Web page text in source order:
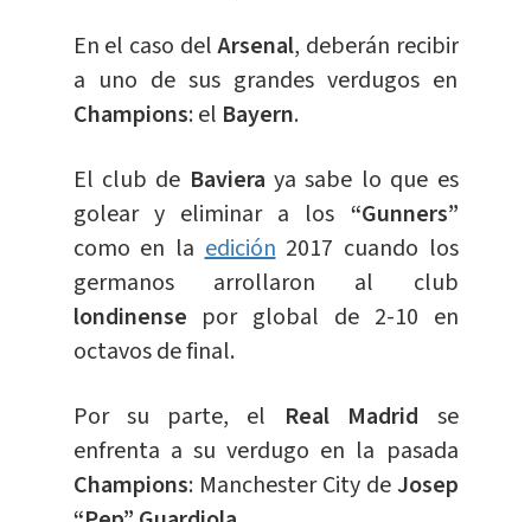
En el caso delArsenal, deberán recibir
a uno de sus grandes verdugos en
Champions: el Bayern.
El club de Baviera ya sabe lo que es
golear y eliminar a los “Gunners”
como en laedición2017 cuando los
germanos arrollaron al club
londinense por global de 2-10 en
octavos de final.
Por su parte, el Real Madrid se
enfrenta a su verdugo en la pasada
Champions: Manchester City deJosep